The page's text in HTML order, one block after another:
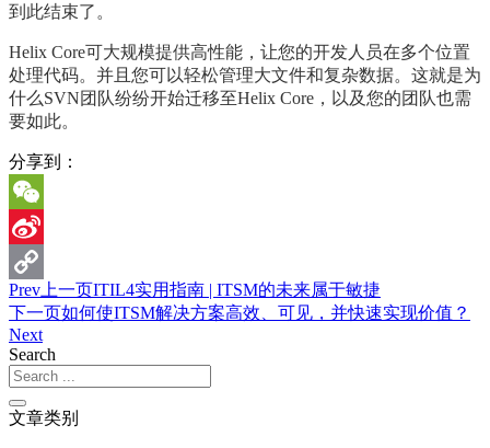
到此结束了。
Helix Core可大规模提供高性能，让您的开发人员在多个位置
处理代码。并且您可以轻松管理大文件和复杂数据。这就是为
什么SVN团队纷纷开始迁移至Helix Core，以及您的团队也需
要如此。
分享到：
WeChat
Sina
Weibo
Copy
Link
Prev 上一页ITIL4实用指南 | ITSM的未来属于敏捷
下一页如何使ITSM解决方案高效、可见，并快速实现价值？
Next
Search
文章类别